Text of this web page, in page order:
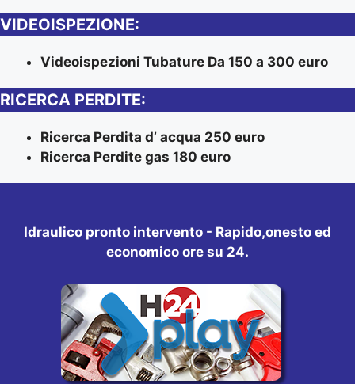
VIDEOISPEZIONE:
Videoispezioni Tubature Da 150 a 300 euro
RICERCA PERDITE:
Ricerca Perdita d’ acqua 250 euro
Ricerca Perdite gas 180 euro
Idraulico pronto intervento - Rapido,onesto ed
economico ore su 24.